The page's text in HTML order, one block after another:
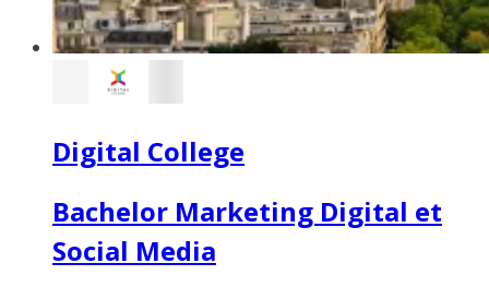
Digital College
Bachelor Marketing Digital et
Social Media